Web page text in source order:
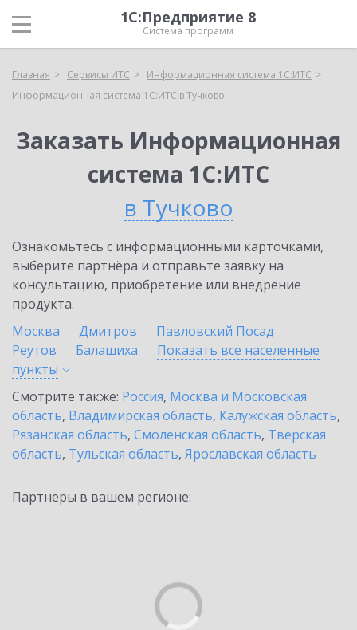
1С:Предприятие 8
Система программ
Главная Сервисы ИТС
Информационная система 1С:ИТС
Информационная система 1С:ИТС в Тучково
Заказать Информационная
система 1С:ИТС
в Тучково
Ознакомьтесь с информационными карточками,
выберите партнёра и отправьте заявку на
консультацию, приобретение или внедрение
продукта.
Москва
Дмитров
Павловский Посад
Реутов
Балашиха
Показать все населенные
пункты
Смотрите также: Россия, Москва и Московская
область, Владимирская область, Калужская область,
Рязанская область, Смоленская область, Тверская
область, Тульская область, Ярославская область
Партнеры в вашем регионе: